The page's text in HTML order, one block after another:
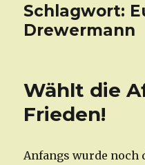
Schlagwort:
Drewermann
Wählt die
Frieden!
Anfangs wurde noch